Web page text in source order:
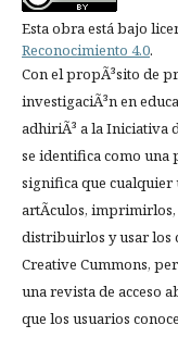
Esta obra está bajo
Reconocimiento 4.0.
Con el propÃ³sito de
investigaciÃ³n en
adhiriÃ³ a la Iniciativa
se identifica como una
significa que cualquier
artÃ­culos, imprimirlos,
distribuirlos y usar los
Creative Cummons,
una revista de acceso
que los usuarios